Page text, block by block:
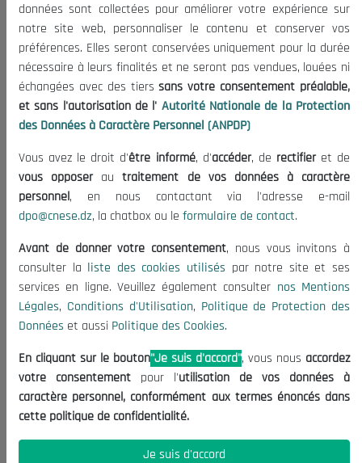
Le CNESE
A Propos
Le président
Organisation
Publications
Informations utiles
Appels d'offres et Consultations
Mentions Légales
Conditions d'Utilisation
Politique de Protection des Données
Politique des Cookies
Nous Contacter
(+213) 021 98 01 00|01|02
contact@cnese.dz
Suggestions ou Initiatives ?
Newsletter
dernières nouvelles.
données sont collectées pour améliorer votre expérience sur
notre site web, personnaliser le contenu et conserver vos
préférences. Elles seront conservées uniquement pour la durée
nécessaire à leurs finalités et ne seront pas vendues, louées ni
échangées avec des tierssans votre consentement préalable,
et sans l'autorisation de l' Autorité Nationale de la Protection
des Données à Caractère Personnel (ANPDP)
Vous avez le droit d'être informé, d'accéder, de rectifieret de
vous opposerautraitement de vos données à caractère
personnel, en nous contactant via l'adresse e-mail
dpo@cnese.dz, la chatbox ou le formulaire de contact.
Avant de donner votre consentement, nous vous invitons à
consulter la liste des cookies utilisés par notre site et ses
services en ligne. Veuillez également consulter nos Mentions
Légales, Conditions d'Utilisation, Politique de Protection des
Données et aussi Politique des Cookies.
En cliquant sur le bouton"Je suis d'accord", vous nous accordez
votre consentement pour l'utilisation de vos données à
caractère personnel, conformément aux termes énoncés dans
cette politique de confidentialité.
Je suis d'accord